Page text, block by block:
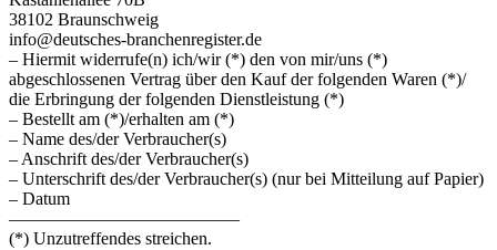
38102 Braunschweig
info@deutsches-branchenregister.de
– Hiermit widerrufe(n) ich/wir (*) den von mir/uns (*)
abgeschlossenen Vertrag über den Kauf der folgenden Waren (*)/
die Erbringung der folgenden Dienstleistung (*)
– Bestellt am (*)/erhalten am (*)
– Name des/der Verbraucher(s)
– Anschrift des/der Verbraucher(s)
– Unterschrift des/der Verbraucher(s) (nur bei Mitteilung auf Papier)
– Datum
—————————————
(*) Unzutreffendes streichen.